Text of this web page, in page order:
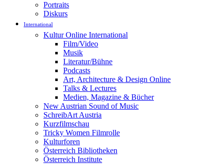
Portraits
Diskurs
International
Kultur Online International
Film/Video
Musik
Literatur/Bühne
Podcasts
Art, Architecture & Design Online
Talks & Lectures
Medien, Magazine & Bücher
New Austrian Sound of Music
SchreibArt Austria
Kurzfilmschau
Tricky Women Filmrolle
Kulturforen
Österreich Bibliotheken
Österreich Institute